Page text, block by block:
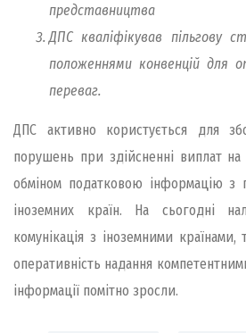
представництва
ДПС кваліфікував пільгову
положеннями конвенцій для
переваг.
ДПС активно користується для
порушень при здійсненні виплат на
обміном податковою інформацію з
іноземних країн. На сьогодні
комунікація з іноземними країнами,
оперативність надання
інформації помітно зросли.